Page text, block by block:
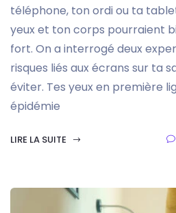
téléphone, ton ordi ou ta
yeux et ton corps pourraient
fort. On a interrogé deux
risques liés aux écrans sur ta
éviter. Tes yeux en première
épidémie
LIRE LA SUITE